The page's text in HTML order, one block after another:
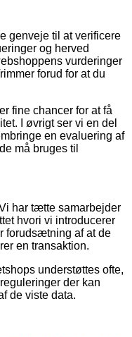
genveje til at verificere
og herved
vurderinger
forud for at du
fine chancer for at få
I øvrigt ser vi en del
en evaluering af
må bruges til
har tætte samarbejder
hvori vi introducerer
forudsætning af at de
en transaktion.
understøttes ofte,
der kan
de viste data.